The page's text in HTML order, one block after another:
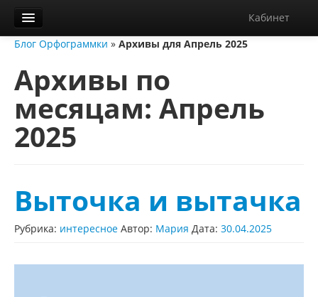
Кабинет
Орфограммка
Библиотека
Блог
О нас
Диктанты
Блог Орфограммки » Архивы для Апрель 2025
Архивы по
месяцам: Апрель
2025
Выточка и вытачка
Рубрика: интересное Автор: Мария Дата: 30.04.2025